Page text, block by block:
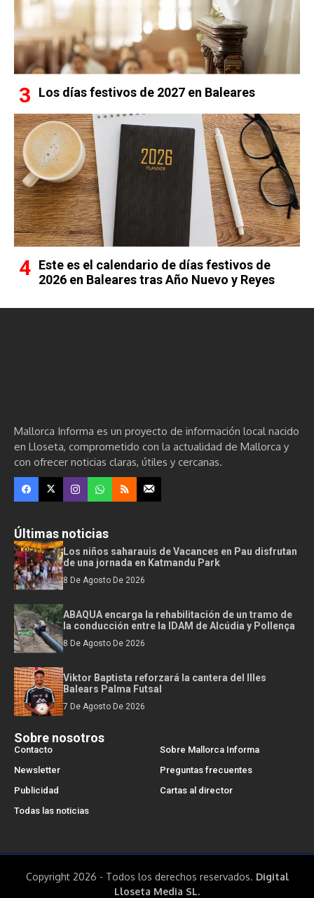
Los días festivos de 2027 en Baleares
Este es el calendario de días festivos de
2026 en Baleares tras Año Nuevo y Reyes
Mallorca Informa es un proyecto de información local nacido
en Lloseta, comprometido con la actualidad de Mallorca y
con ofrecer noticias claras, útiles y cercanas.
Últimas noticias
Los niños saharauis de Vacances en Pau disfrutan
de una jornada en Katmandu Park
8 De Agosto De 2026
ABAQUA encarga la rehabilitación de un tramo de
la conducción entre la IDAM de Alcúdia y Pollença
8 De Agosto De 2026
Viktor Baptista reforzará la cantera del Illes
Balears Palma Futsal
7 De Agosto De 2026
Sobre nosotros
Contacto
Sobre Mallorca Informa
Newsletter
Preguntas frecuentes
Publicidad
Cartas al director
Todas las noticias
Copyright 2026 - Todos los derechos reservados. Digital
Lloseta Media SL.